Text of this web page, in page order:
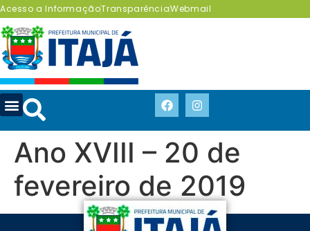
Acesso a InformaçãoTransparênciaWebmail
Ano XVIII – 20 de
fevereiro de 2019